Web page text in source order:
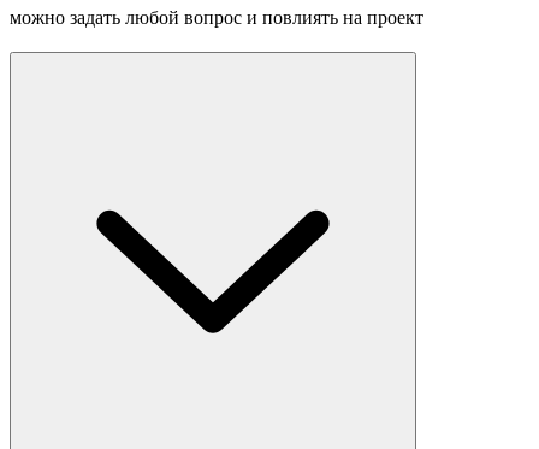
можно задать любой вопрос и повлиять на проект